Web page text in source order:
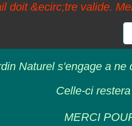
doit &ecirc;tre valide.
Naturel s'engage a
Celle-ci
MERCI